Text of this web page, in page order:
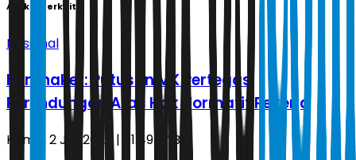
Artikel Terkait
Nasional
Kemnaker: Putusan MK Pertegas
Perlindungan Atas Hak Normatif Pekerja
Kamis, 2 Juli 2026 | 01.49 WIB